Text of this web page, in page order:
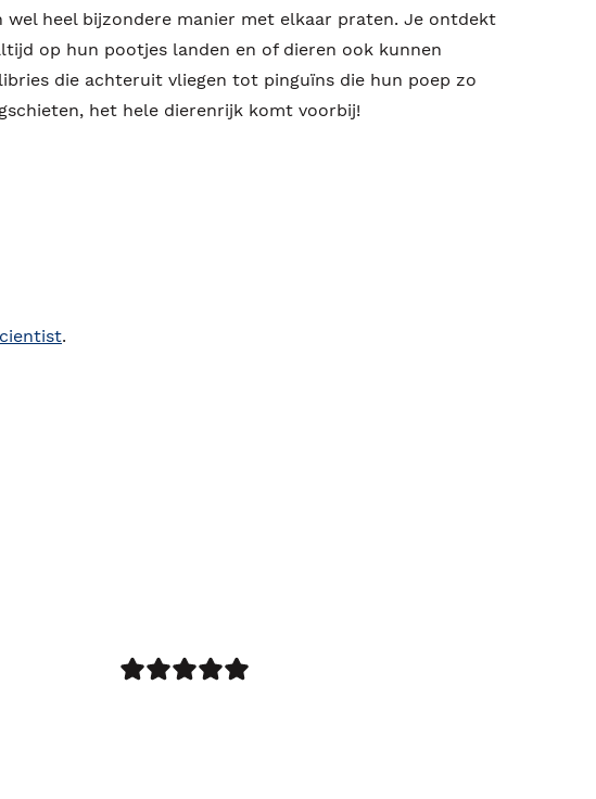
wel heel bijzondere manier met elkaar praten. Je ontdekt
op hun pootjes landen en of dieren ook kunnen
die achteruit vliegen tot pinguïns die hun poep zo
het hele dierenrijk komt voorbij!
.